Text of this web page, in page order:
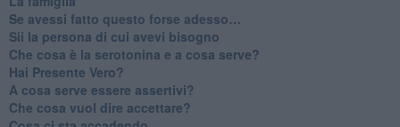
​Se avessi fatto questo forse adesso…
​Sii la persona di cui avevi bisogno
Che cosa è la serotonina e a cosa serve?
​Hai Presente Vero?
A cosa serve essere assertivi?
​Che cosa vuol dire accettare?